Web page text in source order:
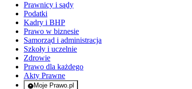
Prawnicy i sądy
Podatki
Kadry i BHP
Prawo w biznesie
Samorząd i administracja
Szkoły i uczelnie
Zdrowie
Prawo dla każdego
Akty Prawne
Moje Prawo.pl